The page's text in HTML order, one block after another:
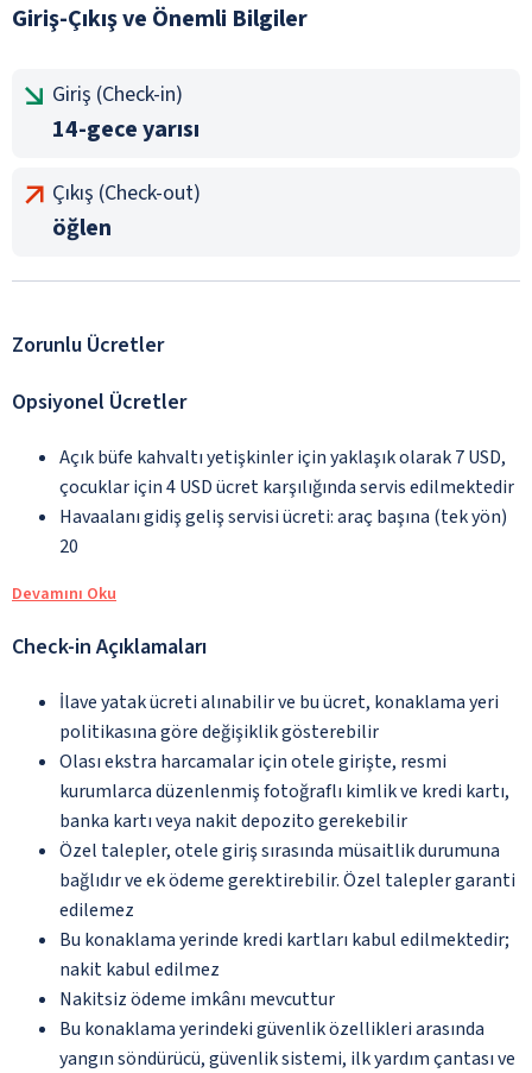
Giriş-Çıkış ve Önemli Bilgiler
Giriş (Check-in)
14-gece yarısı
Çıkış (Check-out)
öğlen
Zorunlu Ücretler
Opsiyonel Ücretler
Açık büfe kahvaltı yetişkinler için yaklaşık olarak 7 USD,
çocuklar için 4 USD ücret karşılığında servis edilmektedir
Havaalanı gidiş geliş servisi ücreti: araç başına (tek yön)
20
Devamını Oku
Check-in Açıklamaları
İlave yatak ücreti alınabilir ve bu ücret, konaklama yeri
politikasına göre değişiklik gösterebilir
Olası ekstra harcamalar için otele girişte, resmi
kurumlarca düzenlenmiş fotoğraflı kimlik ve kredi kartı,
banka kartı veya nakit depozito gerekebilir
Özel talepler, otele giriş sırasında müsaitlik durumuna
bağlıdır ve ek ödeme gerektirebilir. Özel talepler garanti
edilemez
Bu konaklama yerinde kredi kartları kabul edilmektedir;
nakit kabul edilmez
Nakitsiz ödeme imkânı mevcuttur
Bu konaklama yerindeki güvenlik özellikleri arasında
yangın söndürücü, güvenlik sistemi, ilk yardım çantası ve